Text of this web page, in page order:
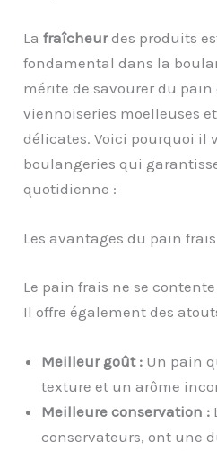
Lafraîcheurdes produits
fondamental dans la
mérite de savourer du pain
viennoiseries moelleuses
délicates. Voici pourquoi il
boulangeries qui
quotidienne :
Les avantages du pain frais
Le pain frais ne se
Il offre également des
Meilleur goût : Un pain
texture et un arôme
Meilleure conservation :
conservateurs, ont une